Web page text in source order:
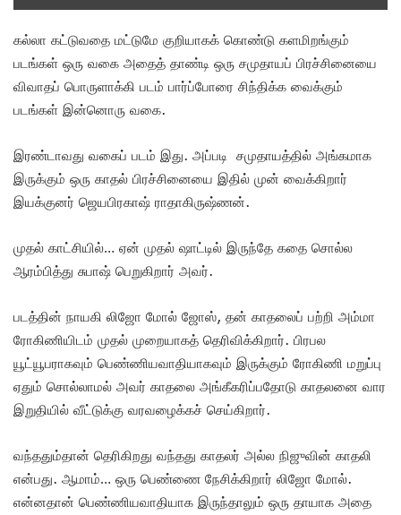
கல்லா கட்டுவதை மட்டுமே குறியாகக் கொண்டு களமிறங்கும்
படங்கள் ஒரு வகை அதைத் தாண்டி ஒரு சமுதாயப் பிரச்சினையை
விவாதப் பொருளாக்கி படம் பார்ப்போரை சிந்திக்க வைக்கும்
படங்கள் இன்னொரு வகை.
இரண்டாவது வகைப் படம் இது. அப்படி சமுதாயத்தில் அங்கமாக
இருக்கும் ஒரு காதல் பிரச்சினையை இதில் முன் வைக்கிறார்
இயக்குனர் ஜெயபிரகாஷ் ராதாகிருஷ்ணன்.
முதல் காட்சியில்… ஏன் முதல் ஷாட்டில் இருந்தே கதை சொல்ல
ஆரம்பித்து சுபாஷ் பெறுகிறார் அவர்.
படத்தின் நாயகி லிஜோ மோல் ஜோஸ், தன் காதலைப் பற்றி அம்மா
ரோகிணியிடம் முதல் முறையாகத் தெரிவிக்கிறார். பிரபல
யூட்யூபராகவும் பெண்ணியவாதியாகவும் இருக்கும் ரோகிணி மறுப்பு
ஏதும் சொல்லாமல் அவர் காதலை அங்கீகரிப்பதோடு காதலனை வார
இறுதியில் வீட்டுக்கு வரவழைக்கச் செய்கிறார்.
வந்ததும்தான் தெரிகிறது வந்தது காதலர் அல்ல நிஜுவின் காதலி
என்பது. ஆமாம்… ஒரு பெண்ணை நேசிக்கிறார் லிஜோ மோல்.
என்னதான் பெண்ணியவாதியாக இருந்தாலும் ஒரு தாயாக அதை